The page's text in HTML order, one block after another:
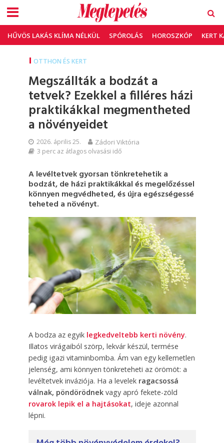
HŰVÖS LAKÁS KLÍMA NÉLKÜL SPÓROLÁS HOROSZKÓP KERT
OTTHON ÉS KERT
Megszállták a bodzát a
tetvek? Ezekkel a filléres házi
praktikákkal megmentheted
a növényeidet
2026. április 25. Zádori Viktória
3 perc az átlagos olvasási idő
A levéltetvek gyorsan tönkretehetik a
bodzát, de házi praktikákkal és megelőzéssel
könnyen megvédheted, és újra egészségessé
teheted a növényt.
A bodza az egyik legkedveltebb kerti növény.
Illatos virágaiból szörp, lekvár készül, termése
pedig igazi vitaminbomba. Ám van egy kellemetlen
jelenség, ami könnyen tönkreteheti az örömöt: a
levéltetvek inváziója. Ha a levelek ragacsossá
válnak, pöndörödnekvagy apró fekete-zöld
rovarok lepik el a hajtásokat, ideje azonnal
lépni.